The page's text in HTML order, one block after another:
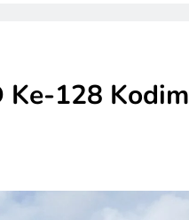
Ke-128 Kodim